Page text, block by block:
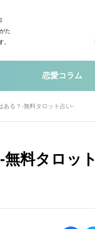
た
。
恋愛コラム
ある？-無料タロット占い-
無料タロット